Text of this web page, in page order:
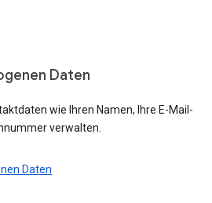
Daten
wie Ihren Namen, Ihre E-Mail-
verwalten.
Daten